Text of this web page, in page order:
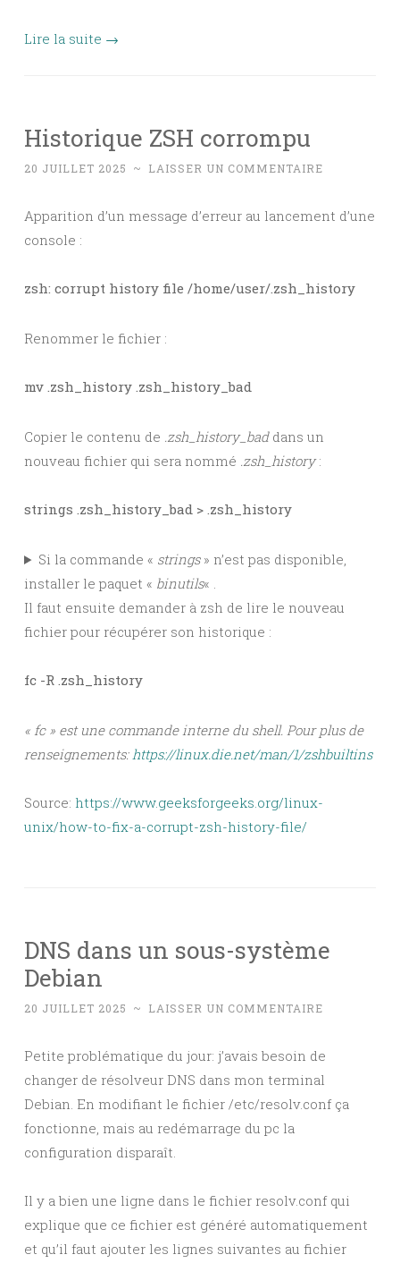
Lire la suite →
Historique ZSH corrompu
20 JUILLET 2025 ~ LAISSER UN COMMENTAIRE
Apparition d’un message d’erreur au lancement d’une
console :
zsh: corrupt history file /home/user/.zsh_history
Renommer le fichier :
mv .zsh_history .zsh_history_bad
Copier le contenu de .zsh_history_baddans un
nouveau fichier qui sera nommé .zsh_history:
strings .zsh_history_bad > .zsh_history
Si la commande « strings» n’est pas disponible,
installer le paquet « binutils« .
Il faut ensuite demander à zsh de lire le nouveau
fichier pour récupérer son historique :
fc -R .zsh_history
« fc » est une commande interne du shell. Pour plus de
renseignements:https://linux.die.net/man/1/zshbuiltins
Source: https://www.geeksforgeeks.org/linux-
unix/how-to-fix-a-corrupt-zsh-history-file/
DNS dans un sous-système
Debian
20 JUILLET 2025 ~ LAISSER UN COMMENTAIRE
Petite problématique du jour: j’avais besoin de
changer de résolveur DNS dans mon terminal
Debian. En modifiant le fichier /etc/resolv.conf ça
fonctionne, mais au redémarrage du pc la
configuration disparaît.
Il y a bien une ligne dans le fichier resolv.conf qui
explique que ce fichier est généré automatiquement
et qu’il faut ajouter les lignes suivantes au fichier